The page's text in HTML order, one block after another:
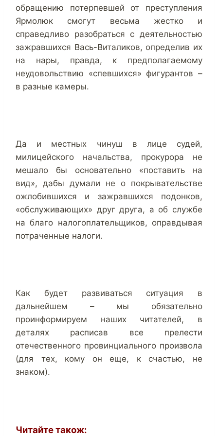
обращению потерпевшей от преступления
Ярмолюк смогут весьма жестко и
справедливо разобраться с деятельностью
зажравшихся Вась-Виталиков, определив их
на нары, правда, к предполагаемому
неудовольствию «спевшихся» фигурантов –
в разные камеры.
Да и местных чинуш в лице судей,
милицейского начальства, прокурора не
мешало бы основательно «поставить на
вид», дабы думали не о покрывательстве
ожлобившихся и зажравшихся подонков,
«обслуживающих» друг друга, а об службе
на благо налогоплательщиков, оправдывая
потраченные налоги.
Как будет развиваться ситуация в
дальнейшем – мы обязательно
проинформируем наших читателей, в
деталях расписав все прелести
отечественного провинциального произвола
(для тех, кому он еще, к счастью, не
знаком).
Читайте також: